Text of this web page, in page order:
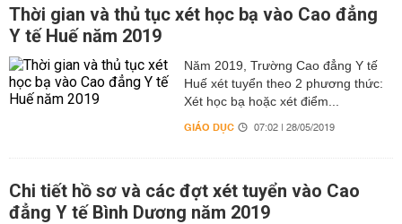
Thời gian và thủ tục xét học bạ vào Cao đẳng
Y tế Huế năm 2019
Năm 2019, Trường Cao đẳng Y tế
Huế xét tuyển theo 2 phương thức:
Xét học bạ hoặc xét điểm...
GIÁO DỤC 07:02 | 28/05/2019
Chi tiết hồ sơ và các đợt xét tuyển vào Cao
đẳng Y tế Bình Dương năm 2019